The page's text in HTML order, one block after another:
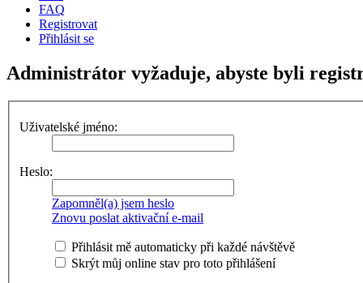
FAQ
Registrovat
Přihlásit se
Administrátor vyžaduje, abyste byli
Uživatelské jméno:
Heslo:
Zapomněl(a) jsem heslo
Znovu poslat aktivační e-mail
Přihlásit mě automaticky při každé návštěvě
Skrýt můj online stav pro toto přihlášení